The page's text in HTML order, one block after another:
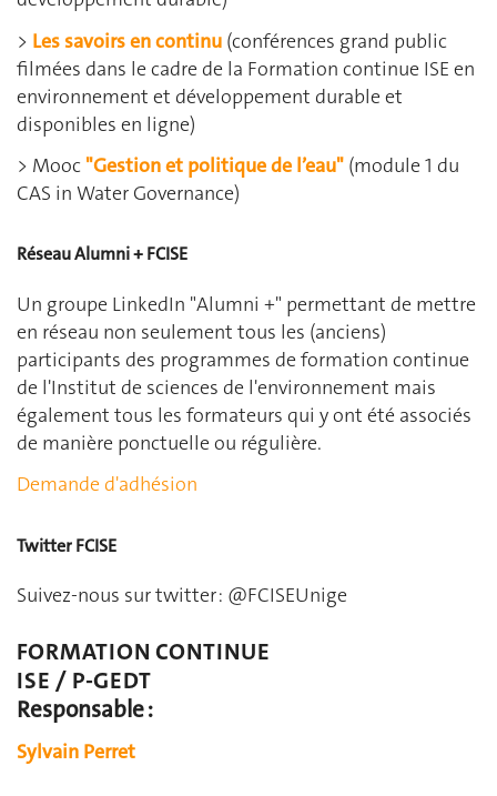
> Les savoirs en continu (conférences grand public
filmées dans le cadre de la Formation continue ISE en
environnement et développement durable et
disponibles en ligne)
> Mooc "Gestion et politique de l’eau" (module 1 du
CAS in Water Governance)
Réseau Alumni + FCISE
Un groupe LinkedIn "Alumni +" permettant de mettre
en réseau non seulement tous les (anciens)
participants des programmes de formation continue
de l'Institut de sciences de l'environnement mais
également tous les formateurs qui y ont été associés
de manière ponctuelle ou régulière.
Demande d'adhésion
Twitter FCISE
Suivez-nous sur twitter : @FCISEUnige
FORMATION CONTINUE
ISE / P-GEDT
Responsable :
Sylvain Perret